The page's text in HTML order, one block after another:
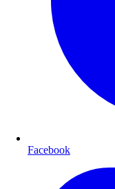
Facebook